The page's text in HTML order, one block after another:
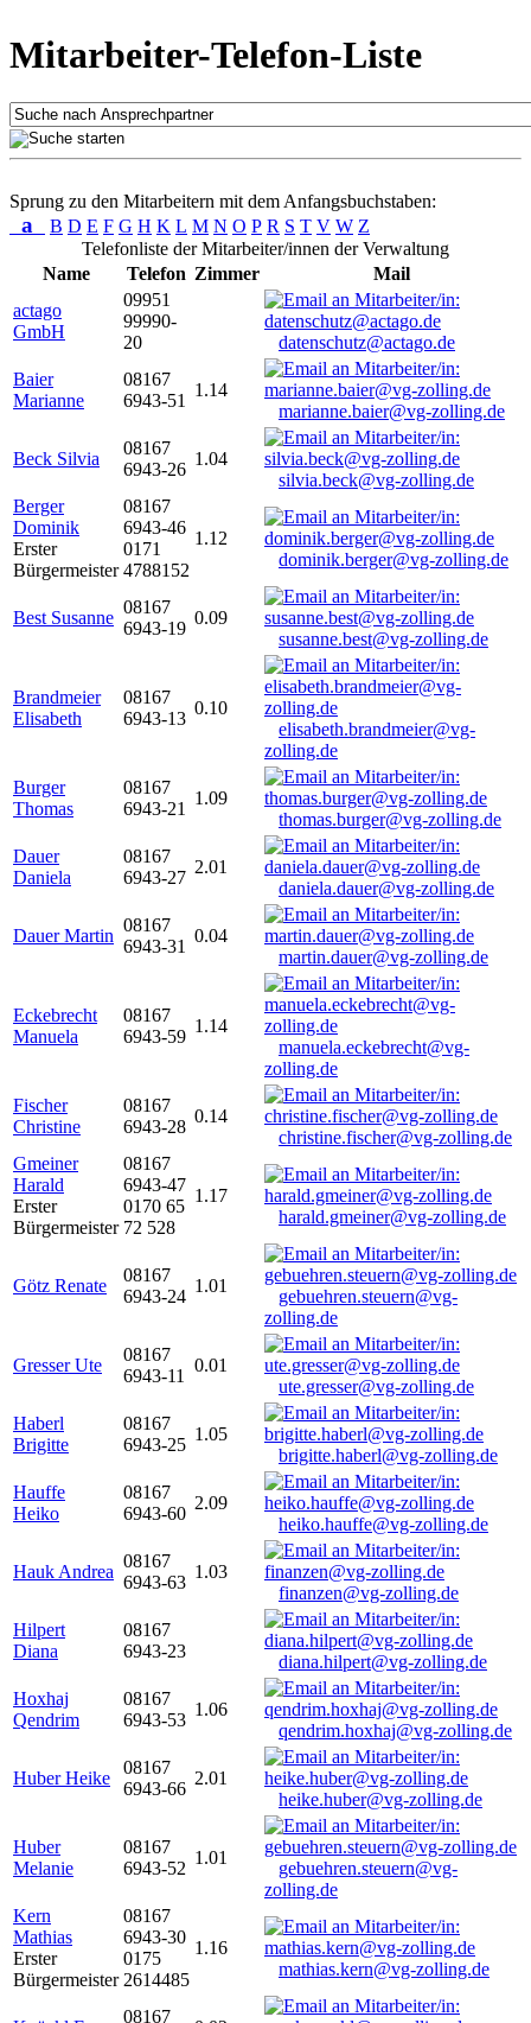
Mitarbeiter-Telefon-Liste
Sprung zu den Mitarbeitern mit dem Anfangsbuchstaben:
a B D E F G H K L M N O P R S T V W Z
Telefonliste der Mitarbeiter/innen der Verwaltung
Name
Telefon Zimmer
Mail
actago
GmbH
09951
99990-
20
datenschutz@actago.de
Baier
Marianne
08167
6943-51
1.14
marianne.baier@vg-zolling.de
Beck Silvia
08167
6943-26
1.04
silvia.beck@vg-zolling.de
Berger
Dominik
Erster
Bürgermeister
08167
6943-46
0171
4788152
1.12
dominik.berger@vg-zolling.de
Best Susanne
08167
6943-19
0.09
susanne.best@vg-zolling.de
Brandmeier
Elisabeth
08167
6943-13
0.10
elisabeth.brandmeier@vg-
zolling.de
Burger
Thomas
08167
6943-21
1.09
thomas.burger@vg-zolling.de
Dauer
Daniela
08167
6943-27
2.01
daniela.dauer@vg-zolling.de
Dauer Martin
08167
6943-31
0.04
martin.dauer@vg-zolling.de
Eckebrecht
Manuela
08167
6943-59
1.14
manuela.eckebrecht@vg-
zolling.de
Fischer
Christine
08167
6943-28
0.14
christine.fischer@vg-zolling.de
Gmeiner
Harald
Erster
Bürgermeister
08167
6943-47
0170 65
72 528
1.17
harald.gmeiner@vg-zolling.de
Götz Renate
08167
6943-24
1.01
gebuehren.steuern@vg-
zolling.de
Gresser Ute
08167
6943-11
0.01
ute.gresser@vg-zolling.de
Haberl
Brigitte
08167
6943-25
1.05
brigitte.haberl@vg-zolling.de
Hauffe
Heiko
08167
6943-60
2.09
heiko.hauffe@vg-zolling.de
Hauk Andrea
08167
6943-63
1.03
finanzen@vg-zolling.de
Hilpert
Diana
08167
6943-23
diana.hilpert@vg-zolling.de
Hoxhaj
Qendrim
08167
6943-53
1.06
qendrim.hoxhaj@vg-zolling.de
Huber Heike
08167
6943-66
2.01
heike.huber@vg-zolling.de
Huber
Melanie
08167
6943-52
1.01
gebuehren.steuern@vg-
zolling.de
Kern
Mathias
Erster
Bürgermeister
08167
6943-30
0175
2614485
1.16
mathias.kern@vg-zolling.de
08167